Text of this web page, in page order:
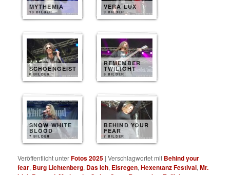
MYTHEMIA
10 BILDER
VERA LUX
9 BILDER
SCHOENGEIST
8 BILDER
REMEMBER
TWILIGHT
8 BILDER
SNOW WHITE
BLOOD
7 BILDER
BEHIND YOUR
FEAR
7 BILDER
Veröffentlicht unterFotos 2025 |Verschlagwortet mit Behind your
fear, Burg Lichtenberg, Das Ich, Eisregen,Hexentanz Festival,Mr.